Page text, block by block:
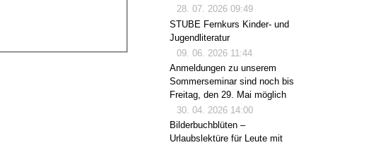
28. 07. 2026 09:49
STUBE Fernkurs Kinder- und
Jugendliteratur
09. 06. 2026 11:44
Anmeldungen zu unserem
Sommerseminar sind noch bis
Freitag, den 29. Mai möglich
30. 04. 2026 14:00
Bilderbuchblüten –
Urlaubslektüre für Leute mit